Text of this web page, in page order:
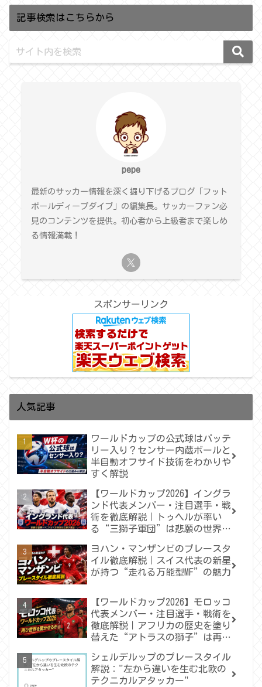
記事検索はこちらから
pepe
最新のサッカー情報を深く掘り下げるブログ「フット
ボールディープダイブ」の編集長。サッカーファン必
見のコンテンツを提供。初心者から上級者まで楽しめ
る情報満載！
スポンサーリンク
人気記事
ワールドカップの公式球はバッテ
リー入り？センサー内蔵ボールと
半自動オフサイド技術をわかりや
すく解説
【ワールドカップ2026】イングラ
ンド代表メンバー・注目選手・戦
術を徹底解説｜トゥヘルが率い
る“三獅子軍団”は悲願の世界一
ヨハン・マンザンビのプレースタ
イル徹底解説｜スイス代表の新星
が持つ“走れる万能型MF”の魅力
【ワールドカップ2026】モロッコ
代表メンバー・注目選手・戦術を
徹底解説｜アフリカの歴史を塗り
替えた“アトラスの獅子”は再び
シェルデルップのプレースタイル
解説："左から違いを生む北欧の
テクニカルアタッカー"